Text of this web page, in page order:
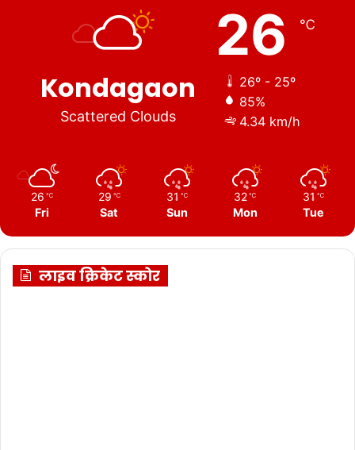
Kondagaon
Scattered Clouds
26 ℃
26º - 25º
85%
4.34 km/h
26 ℃
Fri
29 ℃
Sat
31 ℃
Sun
32 ℃
Mon
31 ℃
Tue
लाइव क्रिकेट स्कोर